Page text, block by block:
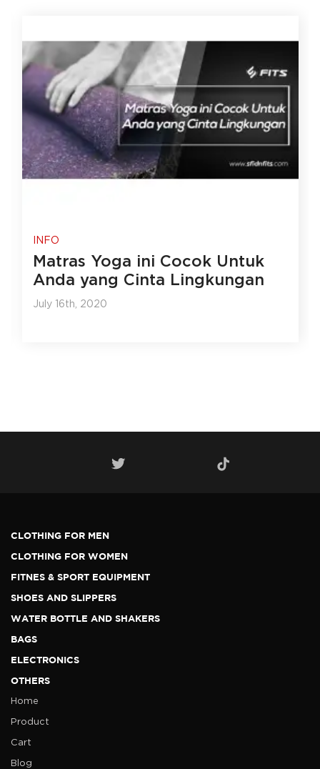
INFO
Matras Yoga ini Cocok Untuk
Anda yang Cinta Lingkungan
July 16th, 2020
CLOTHING FOR MEN
CLOTHING FOR WOMEN
FITNES & SPORT EQUIPMENT
SHOES AND SLIPPERS
WATER BOTTLE AND SHAKERS
BAGS
ELECTRONICS
OTHERS
Home
Product
Cart
Blog